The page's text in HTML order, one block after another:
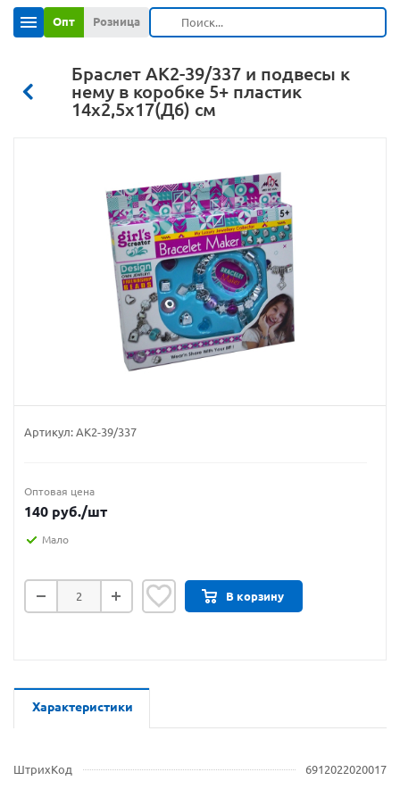
Опт Розница
Браслет АК2-39/337 и подвесы к
нему в коробке 5+ пластик
14х2,5х17(Д6) см
Артикул: АК2-39/337
Оптовая цена
140 руб./шт
Мало
В корзину
Характеристики
ШтрихКод 6912022020017